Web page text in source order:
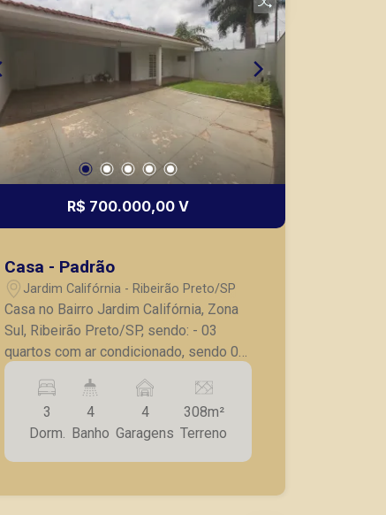
R$ 700.000,00 V
Casa - Padrão
Jardim Califórnia - Ribeirão Preto/SP
Casa no Bairro Jardim Califórnia, Zona
Sul, Ribeirão Preto/SP, sendo: - 03
quartos com ar condicionado, sendo 02
com ventiladores de teto e armários
embutidos; - 01 suíte; - Lavabo; -
Claraboia; - Sala ampla para 03
ambientes; - Cozinha planejada; - Área
de serviço; - Dependência de serviço; -
Piramid tem como objetivo atender
3
Dorm.
4
Banho
4
Garagens
308m²
Terreno